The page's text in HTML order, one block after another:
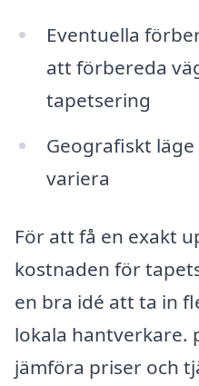
Eventuella
att förbereda
tapetsering
Geografiskt
variera
För att få en exakt
kostnaden för
en bra idé att ta in
lokala hantverkare.
jämföra priser och